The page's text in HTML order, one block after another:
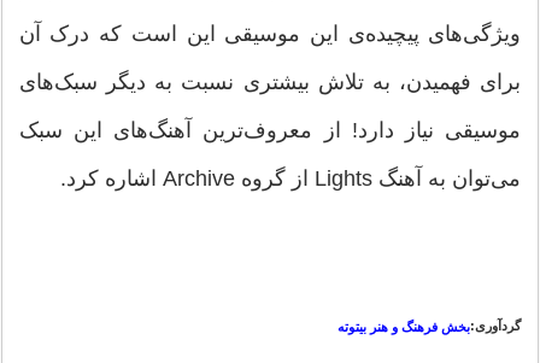
ویژگی‌های پیچیده‌ی این موسیقی این است که درک آن
برای فهمیدن، به تلاش بیشتری نسبت به دیگر سبک‌های
موسیقی نیاز دارد! از معروف‌ترین آهنگ‌های این سبک
می‌توان به آهنگ Lights از گروه Archive‌ اشاره کرد.
گردآوری:بخش فرهنگ و هنر بیتوته